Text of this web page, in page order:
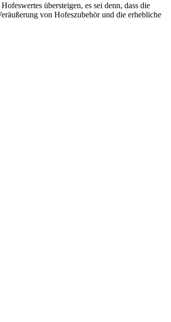
übersteigen, es sei denn, dass die
von Hofeszubehör und die erhebliche